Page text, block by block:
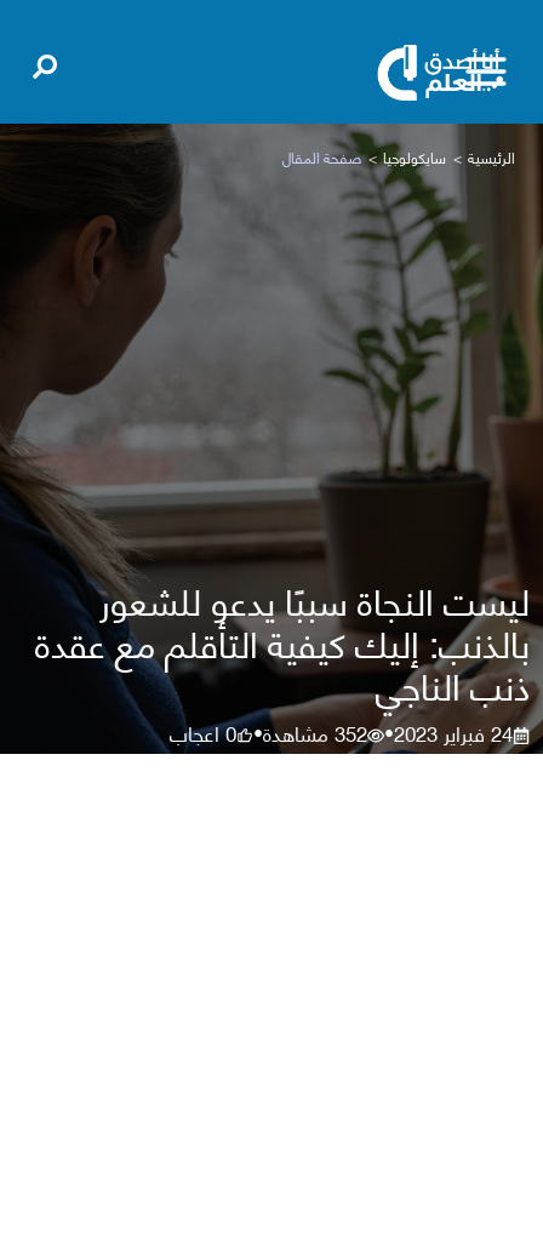
الرئيسية سايكولوجيا صفحة المقال
ليست النجاة سببًا يدعو للشعور
بالذنب: إليك كيفية التأقلم مع عقدة
ذنب الناجي
24 فبراير 2023 •
352مشاهدة•
0اعجاب